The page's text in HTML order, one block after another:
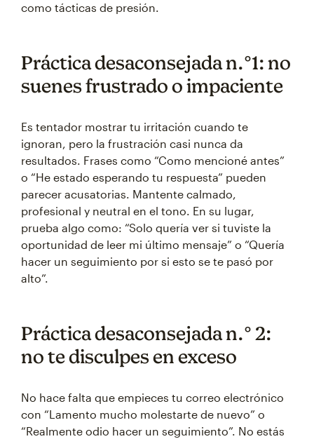
como tácticas de presión.
Práctica desaconsejada n.°1: no
suenes frustrado o impaciente
Es tentador mostrar tu irritación cuando te
ignoran, pero la frustración casi nunca da
resultados. Frases como “Como mencioné antes”
o “He estado esperando tu respuesta” pueden
parecer acusatorias. Mantente calmado,
profesional y neutral en el tono. En su lugar,
prueba algo como: “Solo quería ver si tuviste la
oportunidad de leer mi último mensaje” o “Quería
hacer un seguimiento por si esto se te pasó por
alto”.
Práctica desaconsejada n.° 2:
no te disculpes en exceso
No hace falta que empieces tu correo electrónico
con “Lamento mucho molestarte de nuevo” o
“Realmente odio hacer un seguimiento”. No estás